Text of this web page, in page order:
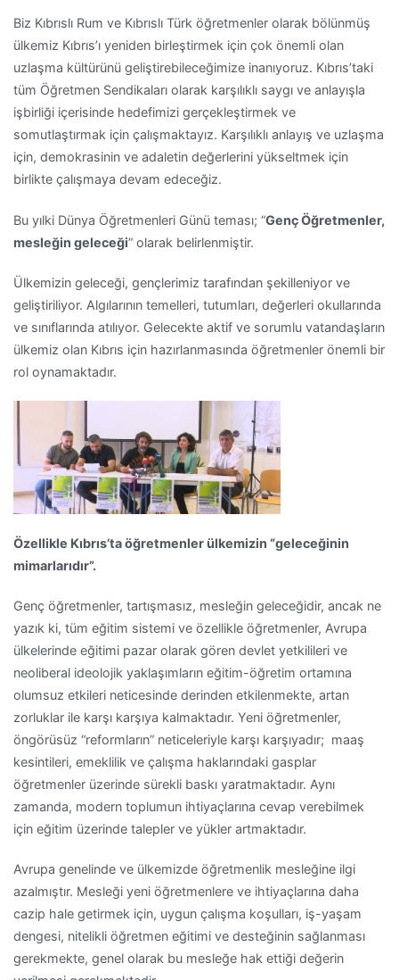
Biz Kıbrıslı Rum ve Kıbrıslı Türk öğretmenler olarak bölünmüş
ülkemiz Kıbrıs’ı yeniden birleştirmek için çok önemli olan
uzlaşma kültürünü geliştirebileceğimize inanıyoruz. Kıbrıs’taki
tüm Öğretmen Sendikaları olarak karşılıklı saygı ve anlayışla
işbirliği içerisinde hedefimizi gerçekleştirmek ve
somutlaştırmak için çalışmaktayız. Karşılıklı anlayış ve uzlaşma
için, demokrasinin ve adaletin değerlerini yükseltmek için
birlikte çalışmaya devam edeceğiz.
Bu yılki Dünya Öğretmenleri Günü teması; “Genç Öğretmenler,
mesleğin geleceği” olarak belirlenmiştir.
Ülkemizin geleceği, gençlerimiz tarafından şekilleniyor ve
geliştiriliyor. Algılarının temelleri, tutumları, değerleri okullarında
ve sınıflarında atılıyor. Gelecekte aktif ve sorumlu vatandaşların
ülkemiz olan Kıbrıs için hazırlanmasında öğretmenler önemli bir
rol oynamaktadır.
Özellikle Kıbrıs’ta öğretmenler ülkemizin “geleceğinin
mimarlarıdır”.
Genç öğretmenler, tartışmasız, mesleğin geleceğidir, ancak ne
yazık ki, tüm eğitim sistemi ve özellikle öğretmenler, Avrupa
ülkelerinde eğitimi pazar olarak gören devlet yetkilileri ve
neoliberal ideolojik yaklaşımların eğitim-öğretim ortamına
olumsuz etkileri neticesinde derinden etkilenmekte, artan
zorluklar ile karşı karşıya kalmaktadır. Yeni öğretmenler,
öngörüsüz “reformların” neticeleriyle karşı karşıyadır; maaş
kesintileri, emeklilik ve çalışma haklarındaki gasplar
öğretmenler üzerinde sürekli baskı yaratmaktadır. Aynı
zamanda, modern toplumun ihtiyaçlarına cevap verebilmek
için eğitim üzerinde talepler ve yükler artmaktadır.
Avrupa genelinde ve ülkemizde öğretmenlik mesleğine ilgi
azalmıştır. Mesleği yeni öğretmenlere ve ihtiyaçlarına daha
cazip hale getirmek için, uygun çalışma koşulları, iş-yaşam
dengesi, nitelikli öğretmen eğitimi ve desteğinin sağlanması
gerekmekte, genel olarak bu mesleğe hak ettiği değerin